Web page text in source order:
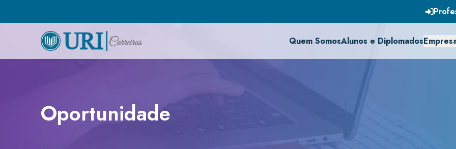
Quem SomosAlunos e Diplomados
Oportunidade